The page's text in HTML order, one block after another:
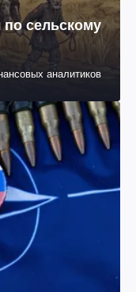
сельскому
аналитиков